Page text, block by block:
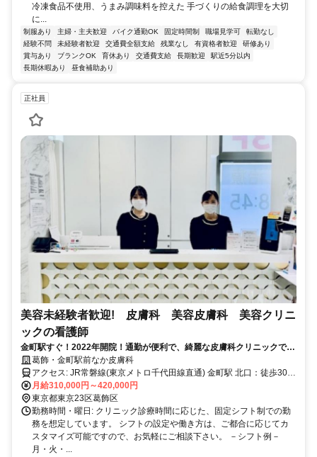
冷凍食品不使用、うまみ調味料を控えた 手づくりの給食調理を大切
に...
制服あり 主婦・主夫歓迎 バイク通勤OK 固定時間制 職場見学可
転勤なし
経験不問
未経験者歓迎 交通費全額支給 残業なし 有資格者歓迎
研修あり
賞与あり
ブランクOK 育休あり 交通費支給 長期歓迎
駅近5分以内
長期休暇あり
昼食補助あり
正社員
美容未経験者歓迎! 皮膚科 美容皮膚科 美容クリニ
ックの看護師
金町駅すぐ！2022年開院！通勤が便利で、綺麗な皮膚科クリニックで働
きませんか？
葛飾・金町駅前なか皮膚科
アクセス: JR常磐線(東京メトロ千代田線直通) 金町駅 北口：徒歩30秒
京成線 金町駅：徒歩3分 * 駅近なのでバス路線も充実しています * ク
リニックが駅至近で、近隣にレストラン、カフェ、コンビニ等も充実
しておりますので、ランチタイムも困りません。
月給310,000円～420,000円
東京都東京23区葛飾区
勤務時間・曜日: クリニック診療時間に応じた、固定シフト制での勤
務を想定しています。 シフトの設定や働き方は、ご都合に応じてカ
スタマイズ可能ですので、お気軽にご相談下さい。 －シフト例－
月・火・...